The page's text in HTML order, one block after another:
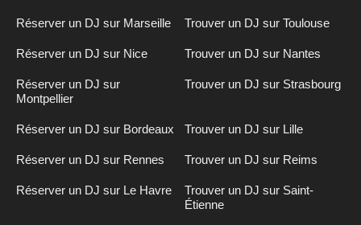
Réserver un DJ sur Marseille Trouver un DJ sur Toulouse
Réserver un DJ sur Nice Trouver un DJ sur Nantes
Réserver un DJ sur
Montpellier
Trouver un DJ sur Strasbourg
Réserver un DJ sur Bordeaux Trouver un DJ sur Lille
Réserver un DJ sur Rennes Trouver un DJ sur Reims
Réserver un DJ sur Le Havre
Trouver un DJ sur Saint-
Étienne